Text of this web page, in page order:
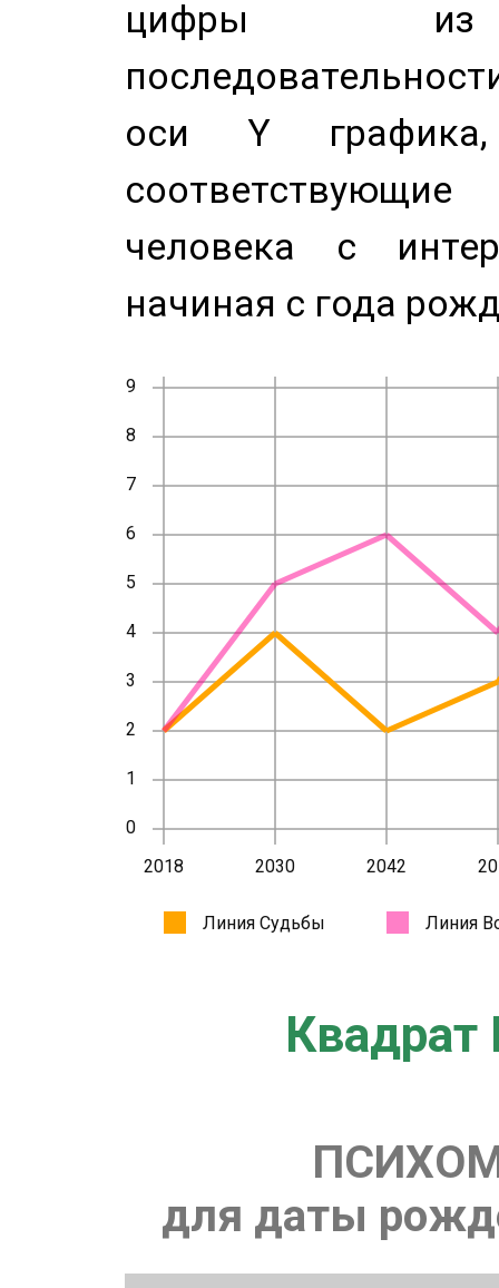
цифры из
оси Y
человека с
начиная с года
Квадрат
для даты